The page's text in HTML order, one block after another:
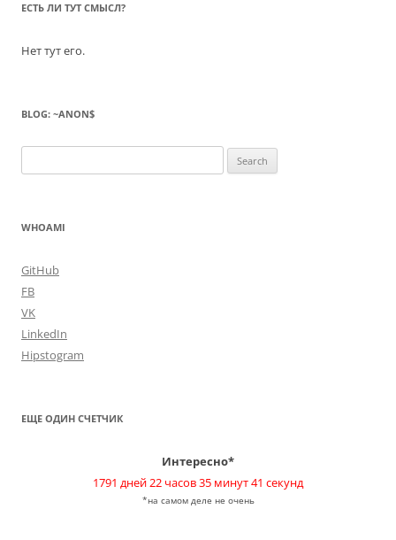
ЕСТЬ ЛИ ТУТ СМЫСЛ?
Нет тут его.
BLOG: ~ANON$
for:
WHOAMI
GitHub
FB
VK
LinkedIn
Hipstogram
ЕЩЕ ОДИН СЧЕТЧИК
Интересно*
1791 дней 22 часов 35 минут 41 секунд
*на самом деле не очень